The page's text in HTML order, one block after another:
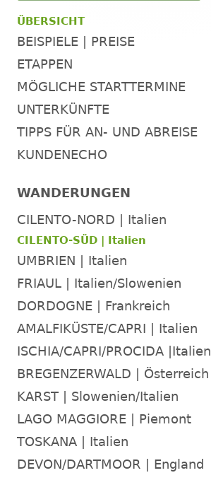
ÜBERSICHT
BEISPIELE | PREISE
ETAPPEN
MÖGLICHE STARTTERMINE
UNTERKÜNFTE
TIPPS FÜR AN- UND ABREISE
KUNDENECHO
WANDERUNGEN
CILENTO-NORD | Italien
CILENTO-SÜD | Italien
UMBRIEN | Italien
FRIAUL | Italien/Slowenien
DORDOGNE | Frankreich
AMALFIKÜSTE/CAPRI | Italien
ISCHIA/CAPRI/PROCIDA |Italien
BREGENZERWALD | Österreich
KARST | Slowenien/Italien
LAGO MAGGIORE | Piemont
TOSKANA | Italien
DEVON/DARTMOOR | England